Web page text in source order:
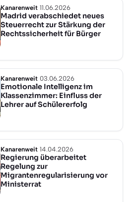
Kanarenweit 11.06.2026
Madrid verabschiedet neues
Steuerrecht zur Stärkung der
Rechtssicherheit für Bürger
Kanarenweit 03.06.2026
Emotionale Intelligenz im
Klassenzimmer: Einfluss der
Lehrer auf Schülererfolg
Kanarenweit 14.04.2026
Regierung überarbeitet
Regelung zur
Migrantenregularisierung vor
Ministerrat